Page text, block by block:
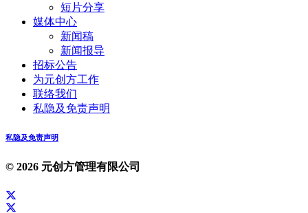
短片分享
媒体中心
新闻稿
新闻报导
招标公告
为元创方工作
联络我们
私隐及免责声明
私隐及免责声明
© 2026 元创方管理有限公司